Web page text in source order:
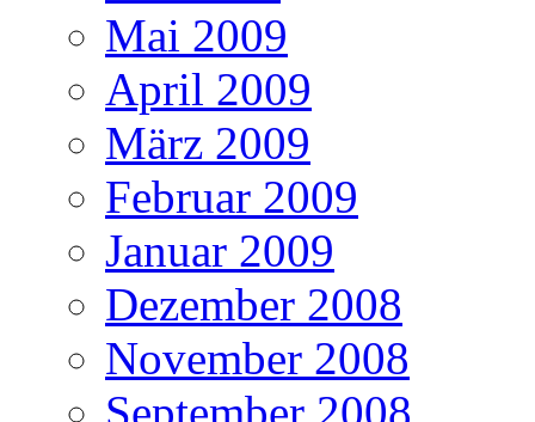
Mai 2009
April 2009
März 2009
Februar 2009
Januar 2009
Dezember 2008
November 2008